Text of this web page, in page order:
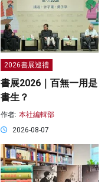
2026書展巡禮
書展2026｜百無一用是
書生？
作者: 本社編輯部
2026-08-07